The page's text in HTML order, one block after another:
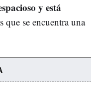
y está
que se encuentra una